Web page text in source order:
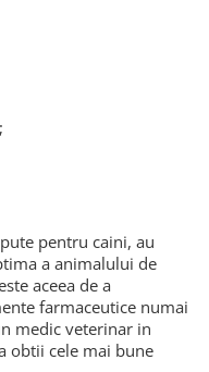
pentru caini, au
a animalului de
aceea de a
farmaceutice numai
medic veterinar in
obtii cele mai bune